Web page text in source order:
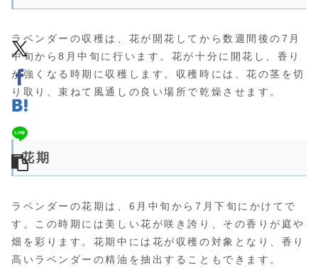
ラベンダーの収穫は、花が開花してから数週間後の7月
中旬から8月中旬に行います。花が十分に開花し、香り
が強くなる時期に収穫します。収穫時には、花の茎を切
り取り、束ねて風通しの良い場所で乾燥させます。
花期
ラベンダーの花期は、6月中旬から7月下旬にかけてで
す。この時期には美しい花が咲き誇り、その香りが庭や
畑を彩ります。花期中には花が収穫の対象となり、香り
高いラベンダーの精油を抽出することもできます。